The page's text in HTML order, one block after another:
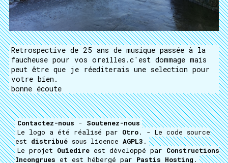
Retrospective de 25 ans de musique passée à la
faucheuse pour vos oreilles.c'est dommage mais
peut être que je réediterais une selection pour
votre bien.
bonne écoute
Contactez-nous - Soutenez-nous
Le logo a été réalisé par Otro. - Le code source
est distribué sous licence AGPL3 .
Le projet Ouïedire est développé par Constructions
Incongrues et est hébergé par Pastis Hosting .